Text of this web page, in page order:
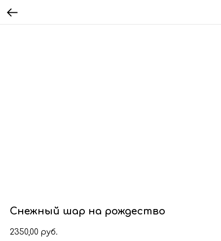
Снежный шар на рождество
2350,00 руб.